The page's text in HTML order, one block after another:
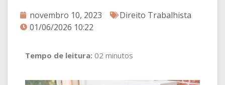
novembro 10, 2023
Direito Trabalhista
01/06/2026 10:22
Tempo de leitura: 02 minutos